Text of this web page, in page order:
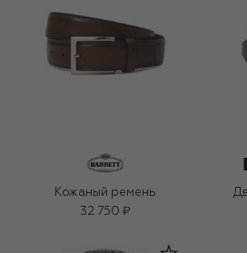
Кожаный ремень
32 750 ₽